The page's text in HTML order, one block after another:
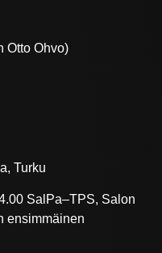
Otto Ohvo)
Turku
SalPa–TPS, Salon
ensimmäinen